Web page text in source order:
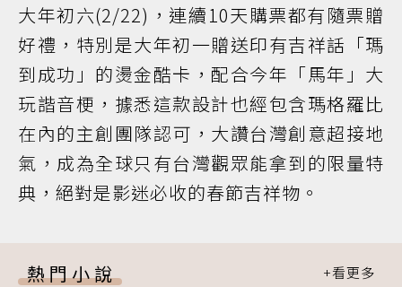
大年初六(2/22)，連續10天購票都有隨票贈
好禮，特別是大年初一贈送印有吉祥話「瑪
到成功」的燙金酷卡，配合今年「馬年」大
玩諧音梗，據悉這款設計也經包含瑪格羅比
在內的主創團隊認可，大讚台灣創意超接地
氣，成為全球只有台灣觀眾能拿到的限量特
典，絕對是影迷必收的春節吉祥物。
熱門小說